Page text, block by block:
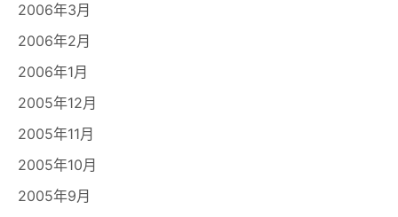
2006年3月
2006年2月
2006年1月
2005年12月
2005年11月
2005年10月
2005年9月